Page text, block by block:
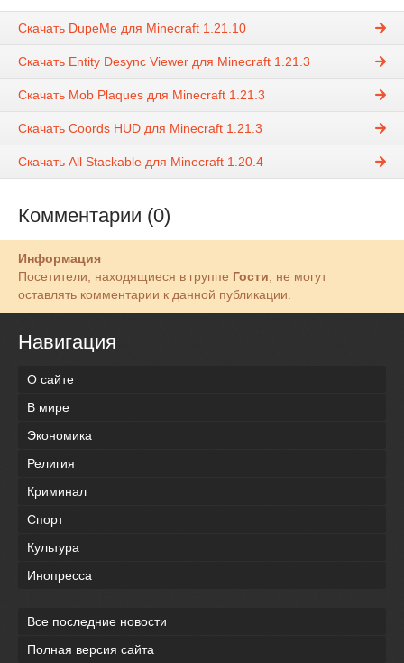
Скачать DupeMe для Minecraft 1.21.10
Скачать Entity Desync Viewer для Minecraft 1.21.3
Скачать Mob Plaques для Minecraft 1.21.3
Скачать Coords HUD для Minecraft 1.21.3
Скачать All Stackable для Minecraft 1.20.4
Комментарии (0)
Информация
Посетители, находящиеся в группе Гости , не могут
оставлять комментарии к данной публикации.
Навигация
О сайте
В мире
Экономика
Религия
Криминал
Спорт
Культура
Инопресса
Все последние новости
Полная версия сайта